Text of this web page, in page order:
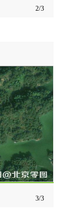
2/3
3/3